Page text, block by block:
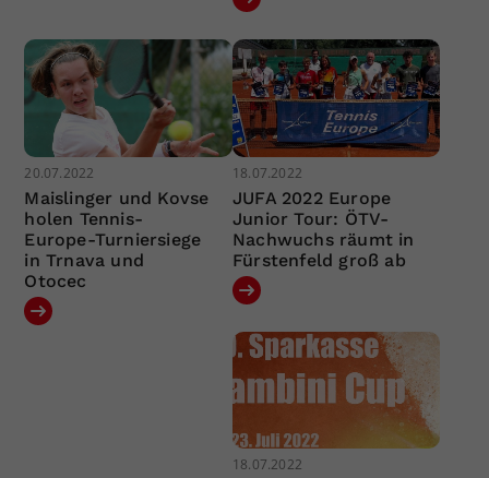
20.07.2022
Maislinger und Kovse
holen Tennis-
Europe-Turniersiege
in Trnava und
Otocec
18.07.2022
JUFA 2022 Europe
Junior Tour: ÖTV-
Nachwuchs räumt in
Fürstenfeld groß ab
18.07.2022